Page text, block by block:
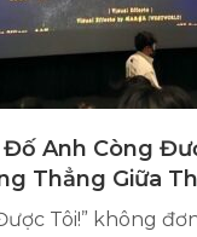
Anh Còng
Thẳng Giữa
Tôi!” không